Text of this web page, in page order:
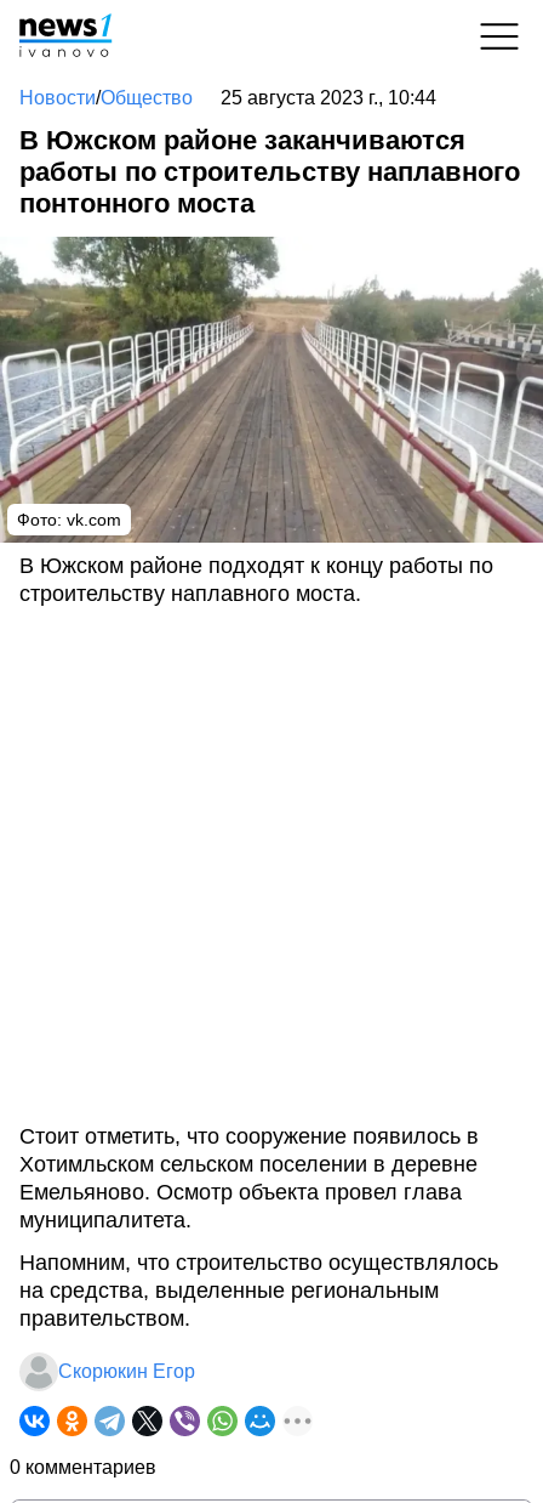
Новости/Общество 25 августа 2023 г., 10:44
В Южском районе заканчиваются
работы по строительству наплавного
понтонного моста
Фото: vk.com
В Южском районе подходят к концу работы по
строительству наплавного моста.
Стоит отметить, что сооружение появилось в
Хотимльском сельском поселении в деревне
Емельяново. Осмотр объекта провел глава
муниципалитета.
Напомним, что строительство осуществлялось
на средства, выделенные региональным
правительством.
Скорюкин Егор
0 комментариев